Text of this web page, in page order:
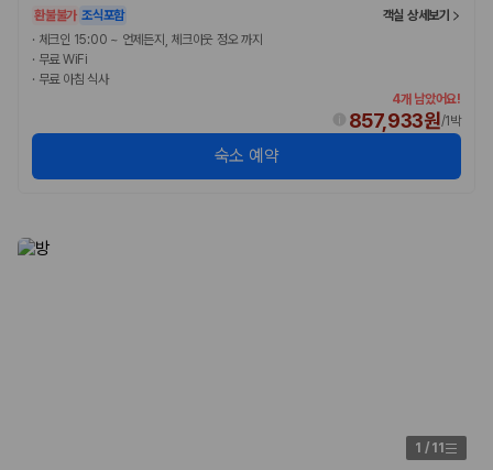
환불불가 조식포함
객실 상세보기
· 체크인 15:00 ~ 언제든지, 체크아웃 정오 까지
· 무료 WiFi
· 무료 아침 식사
4개 남았어요!
857,933원/1박
숙소 예약
1 / 11